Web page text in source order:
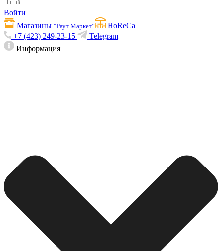
Войти
Магазины“Раут Маркет”
HoReCa
+7 (423) 249-23-15
Telegram
Информация